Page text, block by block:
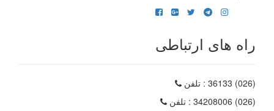
راه های ارتباطی
(026) 36133
: تلفن
(026) 34208006
: تلفن